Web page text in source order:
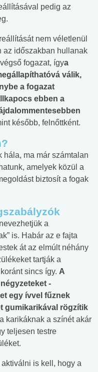
pedig az
nem véletlenül
az időszakban hullanak
fogazat, ígya
válik,
a fogazat
ebben a
később, felnőttként.
hála, ma már számtalan
amelyek közül a
biztosít a fogak
a
is. Habár az e fajta
át az elmúlt néhány
tartják a
sincs így. A
-
egy ívvel fűznek
gumikarikával rögzítik
karikáknak a színét akár
teljesen testre
is kell, hogy a